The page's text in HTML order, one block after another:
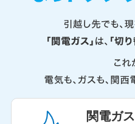
関電ガス